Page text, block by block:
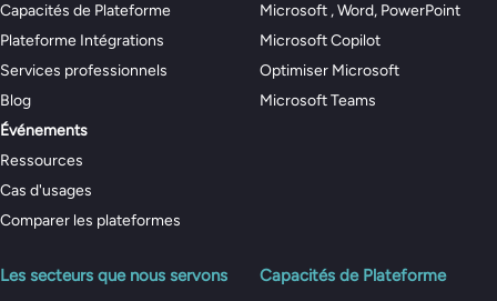
Capacités de Plateforme
Plateforme Intégrations
Services professionnels
Blog
Événements
Ressources
Cas d'usages
Comparer les plateformes
Microsoft , Word, PowerPoint
Microsoft Copilot
Optimiser Microsoft
Microsoft Teams
Les secteurs que nous servons Capacités de Plateforme